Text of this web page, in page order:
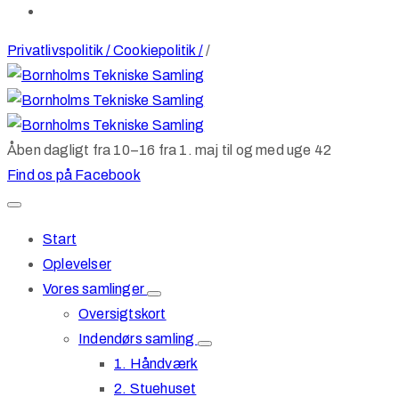
Privatlivspolitik / Cookiepolitik //
Åben dagligt fra 10–16 fra 1. maj til og med uge 42
Find os på Facebook
Start
Oplevelser
Vores samlinger
Oversigtskort
Indendørs samling
1. Håndværk
2. Stuehuset